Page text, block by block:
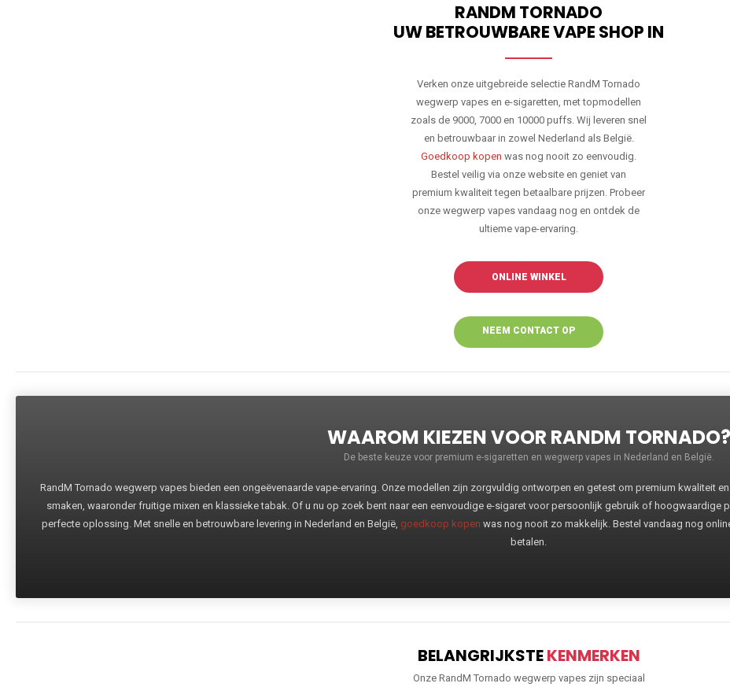
RANDM TORNADO
UW BETROUWBARE VAPE SHOP IN
Verken onze uitgebreide selectie RandM Tornado
wegwerp vapes en e-sigaretten, met topmodellen
zoals de 9000, 7000 en 10000 puffs. Wij leveren snel
en betrouwbaar in zowel Nederland als België.
Goedkoop kopen was nog nooit zo eenvoudig.
Bestel veilig via onze website en geniet van
premium kwaliteit tegen betaalbare prijzen. Probeer
onze wegwerp vapes vandaag nog en ontdek de
ultieme vape-ervaring.
ONLINE WINKEL
NEEM CONTACT OP
WAAROM KIEZEN VOOR RANDM TORNADO?
De beste keuze voor premium e-sigaretten en wegwerp vapes in Nederland en België.
RandM Tornado wegwerp vapes bieden een ongeëvenaarde vape-ervaring. Onze modellen zijn zorgvuldig ontworpen en getest om premium kwaliteit
smaken, waaronder fruitige mixen en klassieke tabak. Of u nu op zoek bent naar een eenvoudige e-sigaret voor persoonlijk gebruik of hoogwaardige
perfecte oplossing. Met snelle en betrouwbare levering in Nederland en België, goedkoop kopen was nog nooit zo makkelijk. Bestel vandaag nog
betalen.
BELANGRIJKSTEKENMERKEN
Onze RandM Tornado wegwerp vapes zijn speciaal